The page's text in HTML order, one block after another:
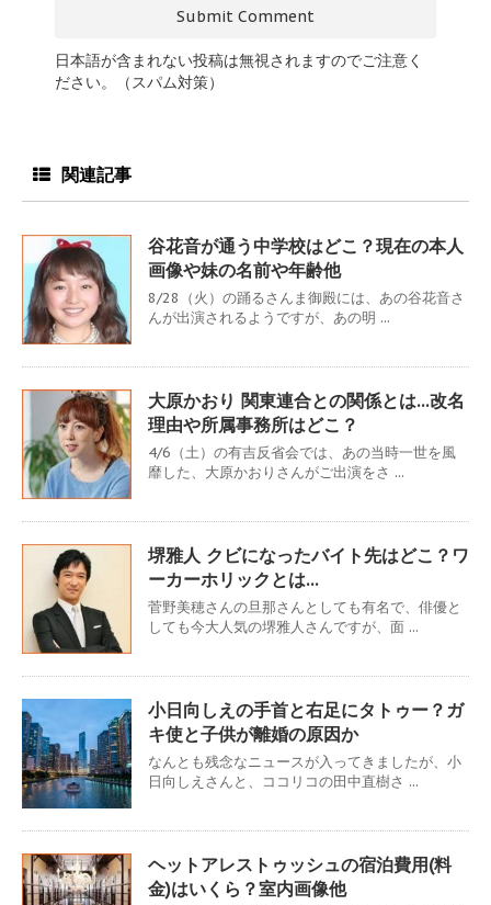
日本語が含まれない投稿は無視されますのでご注意く
ださい。（スパム対策）
関連記事
谷花音が通う中学校はどこ？現在の本人
画像や妹の名前や年齢他
8/28（火）の踊るさんま御殿には、あの谷花音さ
んが出演されるようですが、あの明 ...
大原かおり 関東連合との関係とは…改名
理由や所属事務所はどこ？
4/6（土）の有吉反省会では、あの当時一世を風
靡した、大原かおりさんがご出演をさ ...
堺雅人 クビになったバイト先はどこ？ワ
ーカーホリックとは…
菅野美穂さんの旦那さんとしても有名で、俳優と
しても今大人気の堺雅人さんですが、面 ...
小日向しえの手首と右足にタトゥー？ガ
キ使と子供が離婚の原因か
なんとも残念なニュースが入ってきましたが、小
日向しえさんと、ココリコの田中直樹さ ...
ヘットアレストゥッシュの宿泊費用(料
金)はいくら？室内画像他